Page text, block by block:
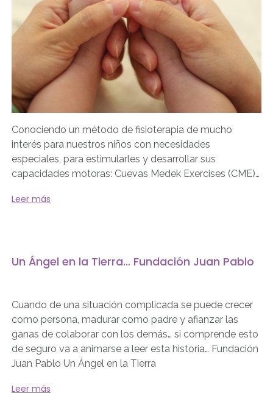
Conociendo un método de fisioterapia de mucho
interés para nuestros niños con necesidades
especiales, para estimularles y desarrollar sus
capacidades motoras: Cuevas Medek Exercises (CME)…
Leer más
Un Ángel en la Tierra… Fundación Juan Pablo
Cuando de una situación complicada se puede crecer
como persona, madurar como padre y afianzar las
ganas de colaborar con los demás… si comprende esto
de seguro va a animarse a leer esta historia… Fundación
Juan Pablo Un Ángel en la Tierra
Leer más